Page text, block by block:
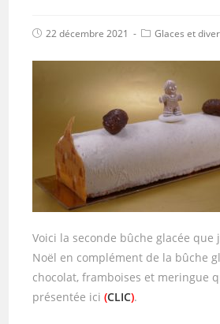
22 décembre 2021 Glaces et
Voici la seconde bûche glacée que
Noël en complément de la bûche
chocolat, framboises et meringue
présentée ici(CLIC).